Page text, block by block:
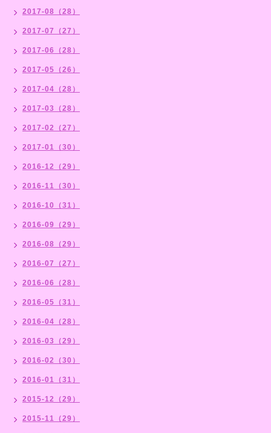
2017-08（28）
2017-07（27）
2017-06（28）
2017-05（26）
2017-04（28）
2017-03（28）
2017-02（27）
2017-01（30）
2016-12（29）
2016-11（30）
2016-10（31）
2016-09（29）
2016-08（29）
2016-07（27）
2016-06（28）
2016-05（31）
2016-04（28）
2016-03（29）
2016-02（30）
2016-01（31）
2015-12（29）
2015-11（29）